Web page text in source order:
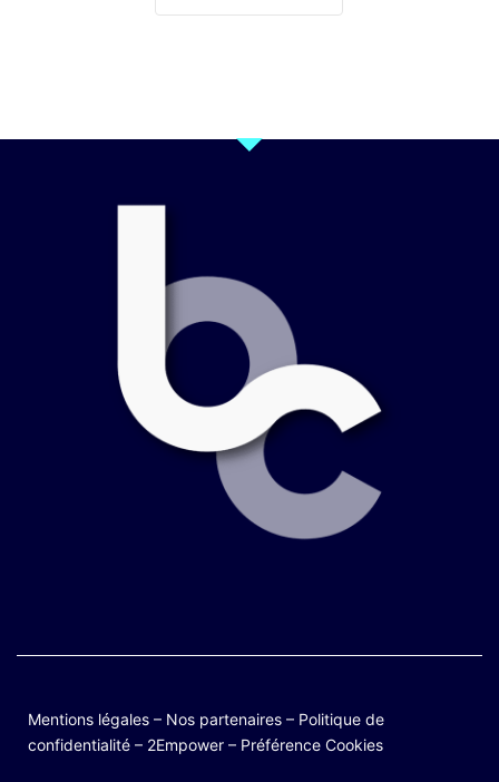
Mentions légales – Nos partenaires – Politique de
confidentialité – 2Empower – Préférence Cookies